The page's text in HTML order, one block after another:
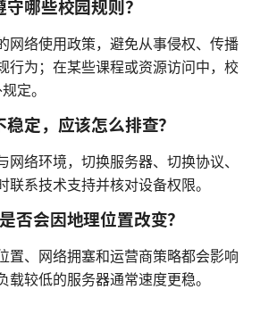
哪些校园规则？
网络使用政策，避免从事侵权、传播
行为；在某些课程或资源访问中，校
定。
定，应该怎么排查？
网络环境，切换服务器、切换协议、
联系技术支持并核对设备权限。
否会因地理位置改变？
置、网络拥塞和运营商策略都会影响
载较低的服务器通常速度更稳。